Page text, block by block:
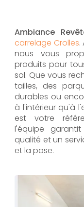
Ambiance
carrelage Crolles.
nous vous
produits pour
sol. Que vous
tailles, des
durables ou
à l'intérieur qu'à
est votre
l'équipe
qualité et un
et la pose.